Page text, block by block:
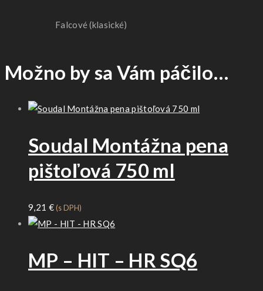
Falcové (klasické)
Možno by sa Vám páčilo…
Soudal Montážna pena
pištoľová 750 ml
9,21 € (s DPH)
MP – HIT – HR SQ6